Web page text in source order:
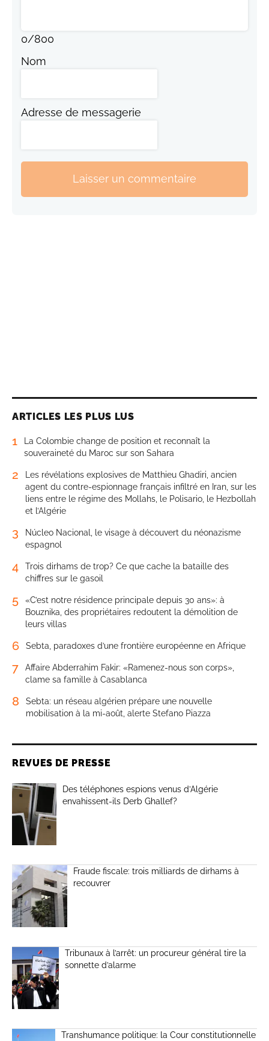
0/800
Nom
Adresse de messagerie
Laisser un commentaire
ARTICLES LES PLUS LUS
1
La Colombie change de position et reconnaît la
souveraineté du Maroc sur son Sahara
2
Les révélations explosives de Matthieu Ghadiri, ancien
agent du contre-espionnage français infiltré en Iran, sur les
liens entre le régime des Mollahs, le Polisario, le Hezbollah
et l’Algérie
3
Núcleo Nacional, le visage à découvert du néonazisme
espagnol
4
Trois dirhams de trop? Ce que cache la bataille des
chiffres sur le gasoil
5
«C’est notre résidence principale depuis 30 ans»: à
Bouznika, des propriétaires redoutent la démolition de
leurs villas
6 Sebta, paradoxes d’une frontière européenne en Afrique
7
Affaire Abderrahim Fakir: «Ramenez-nous son corps»,
clame sa famille à Casablanca
8
Sebta: un réseau algérien prépare une nouvelle
mobilisation à la mi-août, alerte Stefano Piazza
REVUES DE PRESSE
Des téléphones espions venus d’Algérie
envahissent-ils Derb Ghallef?
Fraude fiscale: trois milliards de dirhams à
recouvrer
Tribunaux à l’arrêt: un procureur général tire la
sonnette d’alarme
Transhumance politique: la Cour constitutionnelle